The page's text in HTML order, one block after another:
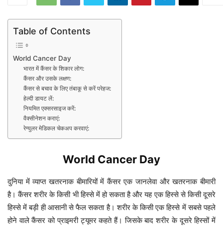
Table of Contents
World Cancer Day
भारत में कैंसर के शिकार लोग:
कैंसर और उसके लक्षण:
कैंसर से बचाव के लिए तंबाकू से करें परेहज:
हेल्दी डायट लें:
नियमित एक्सरसाइज करें:
वैक्सीनेशन कराएं:
रेग्युलर मेडिकल चेकअप करवाएं:
World Cancer Day
दुनिया में व्याप्त खतरनाक बीमारियों में कैंसर एक जानलेवा और खतरनाक बीमारी
है। कैंसर शरीर के किसी भी हिस्से में हो सकता है और यह एक हिस्से से किसी दूसरे
हिस्से में बड़ी ही आसानी से फैल सकता है। शरीर के किसी एक हिस्से में सबसे पहले
होने वाले कैंसर को प्राइमरी ट्यूमर कहते हैं। जिसके बाद शरीर के दूसरे हिस्सों में